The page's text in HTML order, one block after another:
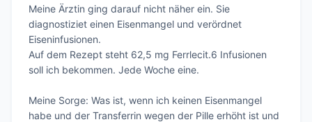
Meine Ärztin ging darauf nicht näher ein. Sie
diagnostiziet einen Eisenmangel und verördnet
Eiseninfusionen.
Auf dem Rezept steht 62,5 mg Ferrlecit.6 Infusionen
soll ich bekommen. Jede Woche eine.
Meine Sorge: Was ist, wenn ich keinen Eisenmangel
habe und der Transferrin wegen der Pille erhöht ist und